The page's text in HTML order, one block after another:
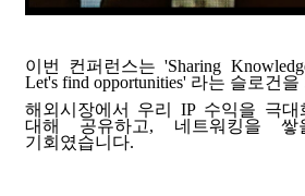
이번 컨퍼런스는 'Sharing
Let's find opportunities' 라는 슬로건을
해외시장에서 우리
IP 수익을 극대
대해 공유하고, 네트워킹을
기회였습니다.